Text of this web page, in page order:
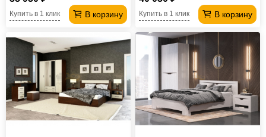
В корзину
Купить в 1 клик В корзину
Купить в 1 клик